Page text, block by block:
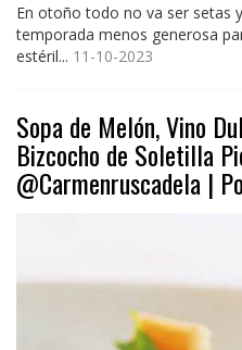
En otoño todo no va ser setas
temporada menos generosa
estéril... 11-10-2023
Sopa de Melón, Vino
Bizcocho de Soletilla
@Carmenruscadela |